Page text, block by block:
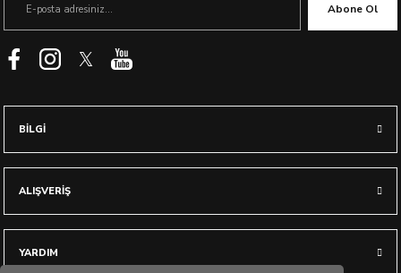
Abone Ol
BİLGİ
ALIŞVERİŞ
YARDIM